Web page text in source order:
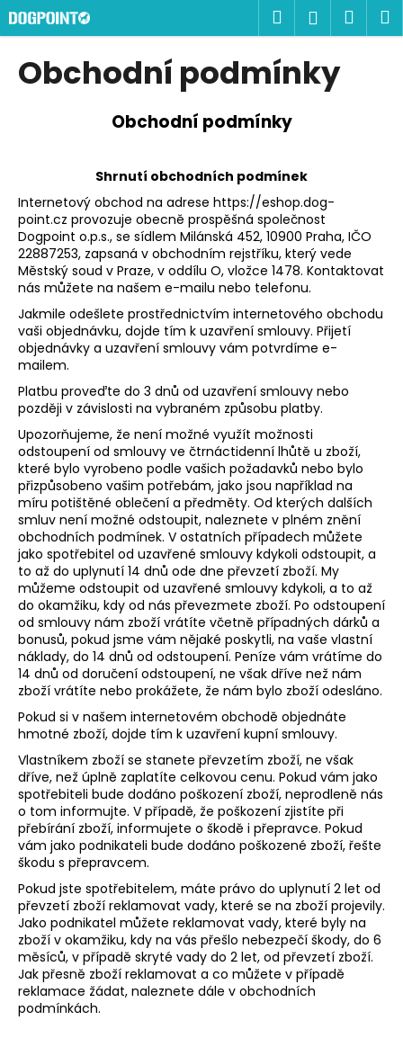
Přejít
na
obsah
Hledat
Obchodní podmínky
Obchodní podmínky
Shrnutí obchodních podmínek
Internetový obchod na adrese https://eshop.dog-
point.cz provozuje obecně prospěšná společnost
Dogpoint o.p.s., se sídlem Milánská 452, 10900 Praha, IČO
22887253, zapsaná v obchodním rejstříku, který vede
Městský soud v Praze, v oddílu O, vložce 1478. Kontaktovat
nás můžete na našem e-mailu nebo telefonu.
Jakmile odešlete prostřednictvím internetového obchodu
vaši objednávku, dojde tím k uzavření smlouvy. Přijetí
objednávky a uzavření smlouvy vám potvrdíme e-
mailem.
Platbu proveďte do 3 dnů od uzavření smlouvy nebo
později v závislosti na vybraném způsobu platby.
Upozorňujeme, že není možné využít možnosti
odstoupení od smlouvy ve čtrnáctidenní lhůtě u zboží,
které bylo vyrobeno podle vašich požadavků nebo bylo
přizpůsobeno vašim potřebám, jako jsou například na
míru potištěné oblečení a předměty. Od kterých dalších
smluv není možné odstoupit, naleznete v plném znění
obchodních podmínek. V ostatních případech můžete
jako spotřebitel od uzavřené smlouvy kdykoli odstoupit, a
to až do uplynutí 14 dnů ode dne převzetí zboží. My
můžeme odstoupit od uzavřené smlouvy kdykoli, a to až
do okamžiku, kdy od nás převezmete zboží. Po odstoupení
od smlouvy nám zboží vrátíte včetně případných dárků a
bonusů, pokud jsme vám nějaké poskytli, na vaše vlastní
náklady, do 14 dnů od odstoupení. Peníze vám vrátíme do
14 dnů od doručení odstoupení, ne však dříve než nám
zboží vrátíte nebo prokážete, že nám bylo zboží odesláno.
Pokud si v našem internetovém obchodě objednáte
hmotné zboží, dojde tím k uzavření kupní smlouvy.
Vlastníkem zboží se stanete převzetím zboží, ne však
dříve, než úplně zaplatíte celkovou cenu. Pokud vám jako
spotřebiteli bude dodáno poškození zboží, neprodleně nás
o tom informujte. V případě, že poškození zjistíte při
přebírání zboží, informujete o škodě i přepravce. Pokud
vám jako podnikateli bude dodáno poškozené zboží, řešte
škodu s přepravcem.
Pokud jste spotřebitelem, máte právo do uplynutí 2 let od
převzetí zboží reklamovat vady, které se na zboží projevily.
Jako podnikatel můžete reklamovat vady, které byly na
zboží v okamžiku, kdy na vás přešlo nebezpečí škody, do 6
měsíců, v případě skryté vady do 2 let, od převzetí zboží.
Jak přesně zboží reklamovat a co můžete v případě
reklamace žádat, naleznete dále v obchodních
podmínkách.
K
o
t
ř
e
b
u
j
e
t
e
n
a
j
í
t
?
HLEDAT
D
o
p
o
r
u
č
u
j
e
m
e
PONOŽKY
ČERNÉ
32-
35